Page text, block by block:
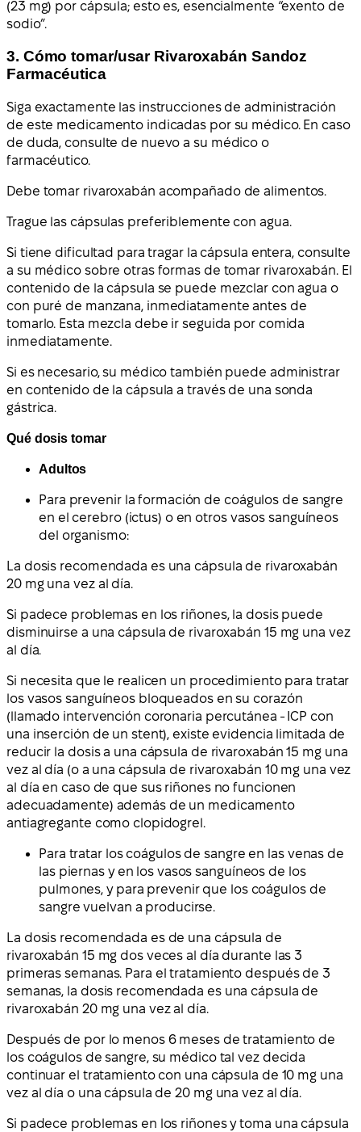
(23 mg) por cápsula; esto es, esencialmente “exento de
sodio”.
3. Cómo tomar/usar Rivaroxabán Sandoz
Farmacéutica
Siga exactamente las instrucciones de administración
de este medicamento indicadas por su médico. En caso
de duda, consulte de nuevo a su médico o
farmacéutico.
Debe tomar rivaroxabán acompañado de alimentos.
Trague las cápsulas preferiblemente con agua.
Si tiene dificultad para tragar la cápsula entera, consulte
a su médico sobre otras formas de tomar rivaroxabán. El
contenido de la cápsula se puede mezclar con agua o
con puré de manzana, inmediatamente antes de
tomarlo. Esta mezcla debe ir seguida por comida
inmediatamente.
Si es necesario, su médico también puede administrar
en contenido de la cápsula a través de una sonda
gástrica.
Qué dosis tomar
Adultos
Para prevenir la formación de coágulos de sangre
en el cerebro (ictus) o en otros vasos sanguíneos
del organismo:
La dosis recomendada es una cápsula de rivaroxabán
20 mg una vez al día.
Si padece problemas en los riñones, la dosis puede
disminuirse a una cápsula de rivaroxabán 15 mg una vez
al día.
Si necesita que le realicen un procedimiento para tratar
los vasos sanguíneos bloqueados en su corazón
(llamado intervención coronaria percutánea - ICP con
una inserción de un stent), existe evidencia limitada de
reducir la dosis a una cápsula de rivaroxabán 15 mg una
vez al día (o a una cápsula de rivaroxabán 10 mg una vez
al día en caso de que sus riñones no funcionen
adecuadamente) además de un medicamento
antiagregante como clopidogrel.
Para tratar los coágulos de sangre en las venas de
las piernas y en los vasos sanguíneos de los
pulmones, y para prevenir que los coágulos de
sangre vuelvan a producirse.
La dosis recomendada es de una cápsula de
rivaroxabán 15 mg dos veces al día durante las 3
primeras semanas. Para el tratamiento después de 3
semanas, la dosis recomendada es una cápsula de
rivaroxabán 20 mg una vez al día.
Después de por lo menos 6 meses de tratamiento de
los coágulos de sangre, su médico tal vez decida
continuar el tratamiento con una cápsula de 10 mg una
vez al día o una cápsula de 20 mg una vez al día.
Si padece problemas en los riñones y toma una cápsula